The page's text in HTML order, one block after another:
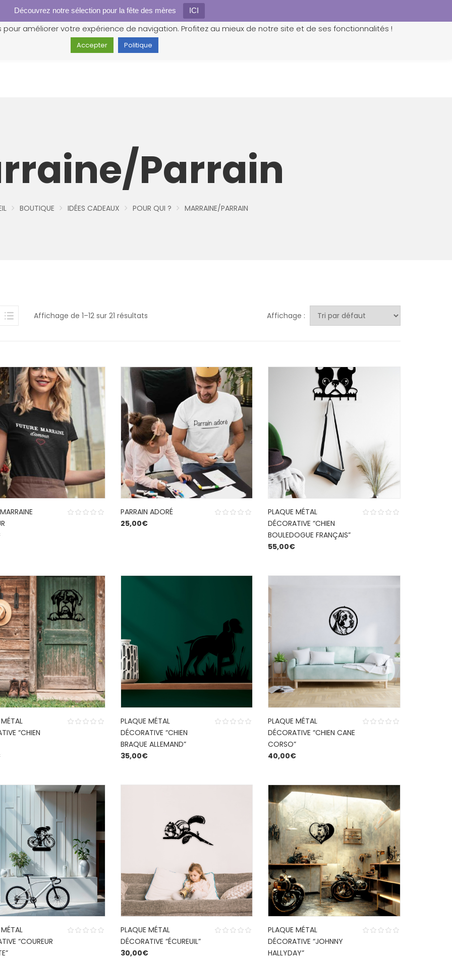
Découvrez notre sélection pour la fête des mères ICI
Parrain
BOUTIQUE IDÉES CADEAUX POUR QUI ? MARRAINE/PARRAIN
Affichage de 1–12 sur 21 résultats Affichage :
PARRAIN ADORÉ
25,00€
PLAQUE MÉTAL
DÉCORATIVE “CHIEN
BOULEDOGUE FRANÇAIS”
55,00€
“CHIEN
PLAQUE MÉTAL
DÉCORATIVE “CHIEN
BRAQUE ALLEMAND”
35,00€
PLAQUE MÉTAL
DÉCORATIVE “CHIEN CANE
CORSO”
40,00€
“COUREUR
PLAQUE MÉTAL
DÉCORATIVE “ÉCUREUIL”
30,00€
PLAQUE MÉTAL
DÉCORATIVE “JOHNNY
HALLYDAY”
Gestion des cookies
améliorer votre expérience de navigation. Profitez au mieux de notre site et de ses fonctionnalités !
Accepter Politique